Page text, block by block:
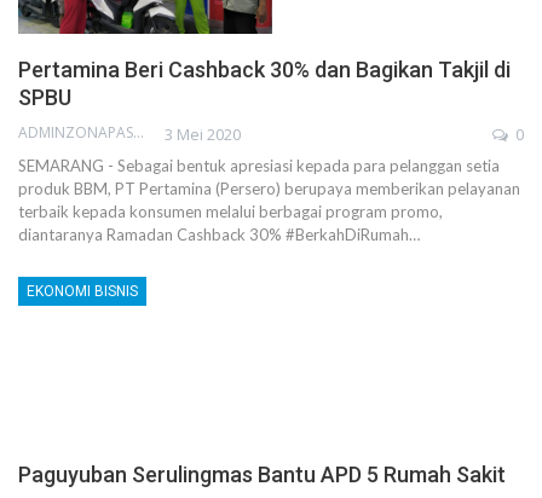
Pertamina Beri Cashback 30% dan Bagikan Takjil di
SPBU
ADMINZONAPASAR 3 Mei 2020 0
SEMARANG - Sebagai bentuk apresiasi kepada para pelanggan setia
produk BBM, PT Pertamina (Persero) berupaya memberikan pelayanan
terbaik kepada konsumen melalui berbagai program promo,
diantaranya Ramadan Cashback 30% #BerkahDiRumah…
EKONOMI BISNIS
Paguyuban Serulingmas Bantu APD 5 Rumah Sakit